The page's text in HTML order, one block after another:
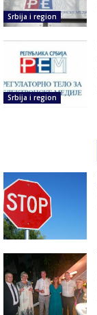
Srbija i region
Srbija i region